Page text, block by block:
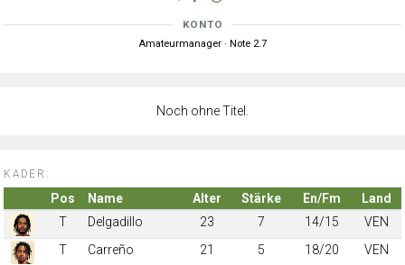
KONTO
Amateurmanager · Note 2.7
Noch ohne Titel.
KADER:
Pos Name Alter Stärke En/Fm
Land
T
Delgadillo 23 7 14/15
VEN
T
Carreño 21 5 18/20
VEN